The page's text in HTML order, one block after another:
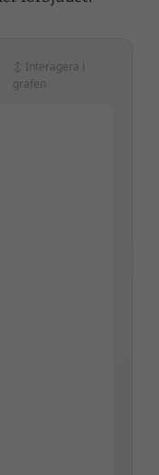
↕ Interagera i
grafen